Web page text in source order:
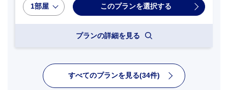
1部屋
プランの詳細を見る
すべてのプランを見る(34件)